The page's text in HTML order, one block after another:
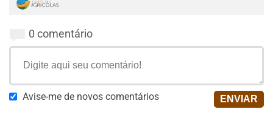
0 comentário
Avise-me de novos comentários